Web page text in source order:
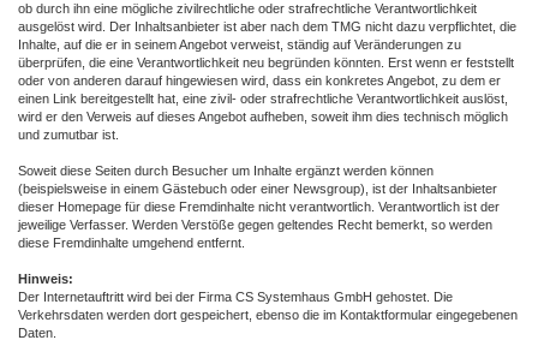
ob durch ihn eine mögliche zivilrechtliche oder strafrechtliche Verantwortlichkeit
ausgelöst wird. Der Inhaltsanbieter ist aber nach dem TMG nicht dazu verpflichtet, die
Inhalte, auf die er in seinem Angebot verweist, ständig auf Veränderungen zu
überprüfen, die eine Verantwortlichkeit neu begründen könnten. Erst wenn er feststellt
oder von anderen darauf hingewiesen wird, dass ein konkretes Angebot, zu dem er
einen Link bereitgestellt hat, eine zivil- oder strafrechtliche Verantwortlichkeit auslöst,
wird er den Verweis auf dieses Angebot aufheben, soweit ihm dies technisch möglich
und zumutbar ist.
Soweit diese Seiten durch Besucher um Inhalte ergänzt werden können
(beispielsweise in einem Gästebuch oder einer Newsgroup), ist der Inhaltsanbieter
dieser Homepage für diese Fremdinhalte nicht verantwortlich. Verantwortlich ist der
jeweilige Verfasser. Werden Verstöße gegen geltendes Recht bemerkt, so werden
diese Fremdinhalte umgehend entfernt.
Hinweis:
Der Internetauftritt wird bei der Firma CS Systemhaus GmbH gehostet. Die
Verkehrsdaten werden dort gespeichert, ebenso die im Kontaktformular eingegebenen
Daten.